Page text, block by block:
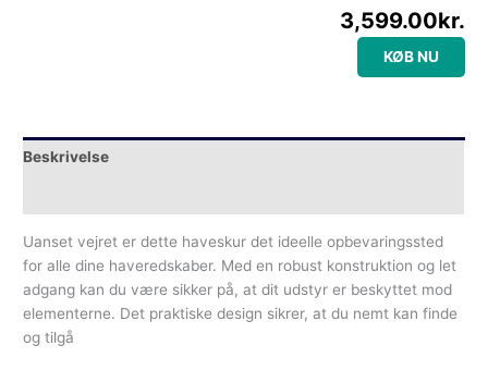
3,599.00kr.
KØB NU
Beskrivelse
Uanset vejret er dette haveskur det ideelle opbevaringssted
for alle dine haveredskaber. Med en robust konstruktion og let
adgang kan du være sikker på, at dit udstyr er beskyttet mod
elementerne. Det praktiske design sikrer, at du nemt kan finde
og tilgå